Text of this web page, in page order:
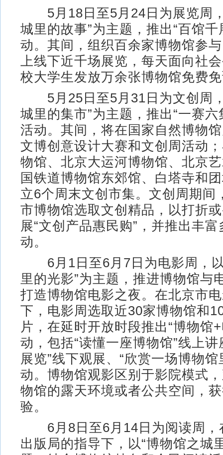
5月18日至5月24日为展览周
城里的故事”为主题，推出“百馆千
动。其间，组织百余家博物馆参
上线下近千场展览，每天面向社
校大学生发放万余张博物馆免费
5月25日至5月31日为文创周
城里的集市”为主题，推出“一赛六
活动。其间，将在国家自然博物
文博创意设计大赛和文创周活动
物馆、北京大运河博物馆、北京
国铁道博物馆东郊馆、白塔寺和
立6个周末文创市集。文创周期间
市博物馆选取文创精品，以打折
展“文创产品惠民购”，并推出丰
动。
6月1日至6月7日为电影周，以
里的光影”为主题，推进博物馆与
打造博物馆电影之夜。在北京市
下，电影周选取近30家博物馆和
片，在延时开放时段推出“博物馆
动，包括“读懂一座博物馆”线上讲
展览”线下观展、“欣赏一场博物馆
动。博物馆观影区别于影院模式
物馆的露天环境或者公共空间，
验。
6月8日至6月14日为阅读周，
出版局的指导下，以“博物馆之城